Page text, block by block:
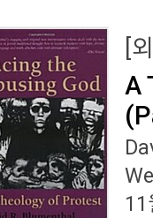
[
A
11